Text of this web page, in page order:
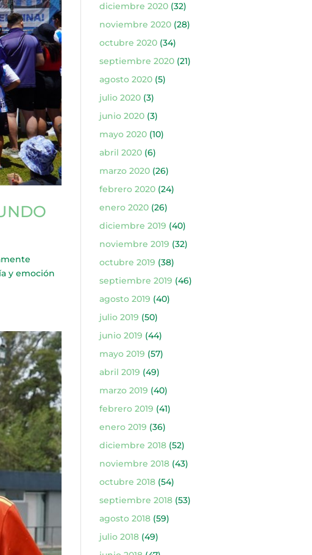
y emoción
diciembre 2020(32)
noviembre 2020(28)
octubre 2020(34)
septiembre 2020(21)
agosto 2020(5)
julio 2020(3)
junio 2020(3)
mayo 2020(10)
abril 2020(6)
marzo 2020(26)
febrero 2020(24)
enero 2020(26)
diciembre 2019 (40)
noviembre 2019 (32)
octubre 2019 (38)
septiembre 2019 (46)
agosto 2019 (40)
julio 2019 (50)
junio 2019 (44)
mayo 2019 (57)
abril 2019 (49)
marzo 2019 (40)
febrero 2019 (41)
enero 2019 (36)
diciembre 2018(52)
noviembre 2018(43)
octubre 2018(54)
septiembre 2018(53)
agosto 2018(59)
julio 2018(49)